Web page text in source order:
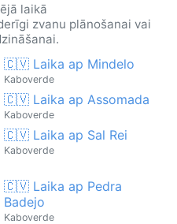
laikā
zvanu plānošanai vai
🇨🇻 Laika ap Mindelo
Kaboverde
🇨🇻 Laika ap Assomada
Kaboverde
🇨🇻 Laika ap Sal Rei
Kaboverde
🇨🇻 Laika ap Pedra
Badejo
Kaboverde